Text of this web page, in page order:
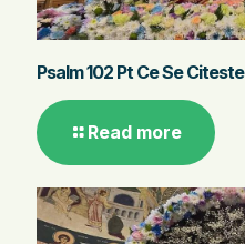
Psalm 102 Pt Ce Se Citeste
Read more